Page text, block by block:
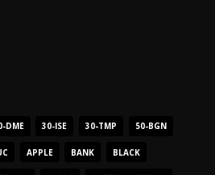
DME 30-ISE 30-TMP 50-BGN
APPLE BANK BLACK